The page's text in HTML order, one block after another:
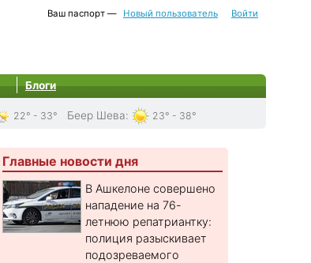
Ваш паспорт — Новый пользователь Войти
Блоги
22° - 33° Беер Шева: 23° - 38°
Главные новости дня
В Ашкелоне совершено
нападение на 76-
летнюю репатриантку:
полиция разыскивает
подозреваемого